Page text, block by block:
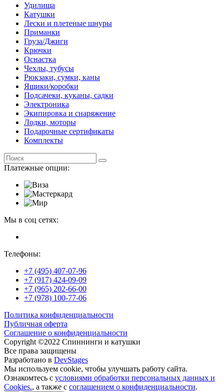
Удилища
Катушки
Лески и плетеные шнуры
Приманки
Груза/Джиги
Крючки
Оснастка
Чехлы, тубусы
Рюкзаки, сумки, каны
Ящики/коробки
Подсачеки, куканы, садки
Электроника
Экипировка и снаряжение
Лодки, моторы
Подарочные сертификаты
Комплекты
Платежные опции:
Мы в соц сетях:
Телефоны:
+7 (495) 407-07-96
+7 (917) 424-09-09
+7 (965) 202-66-00
+7 (978) 100-77-06
Политика конфиденциальности
Публичная оферта
Соглашение о конфиденциальности
Copyright ©2022 Спиннинги и катушки
Все права защищены
Разработано в DevStages
Мы используем cookie, чтобы улучшать работу сайта.
Ознакомтесь с условиями обработки персональных данных и
Cookies., а также с соглашением о конфиденциальности.